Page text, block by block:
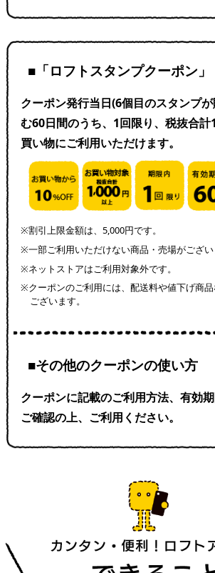
■「ロフトスタンプクーポン」
クーポン発行当日(6個目のスタンプ
む60日間のうち、1回限り、税抜合
買い物にご利用いただけます。
※割引上限金額は、5,000円です。
※一部ご利用いただけない商品・売場がござい
※ネットストアはご利用対象外です。
※クーポンのご利用には、配送料や値下げ商
ございます。
■その他のクーポンの使い方
クーポンに記載のご利用方法、有効
ご確認の上、ご利用ください。